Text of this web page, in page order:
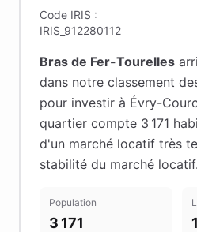
Code IRIS :
IRIS_912280112
Bras de Fer-Tourelles
dans notre classement
pour investir à Évry-
quartier compte 3 171
d'un marché locatif très
stabilité du marché locatif.
Population
3 171